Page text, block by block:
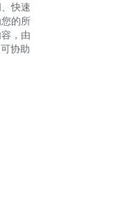
快速
的所
，由
协助